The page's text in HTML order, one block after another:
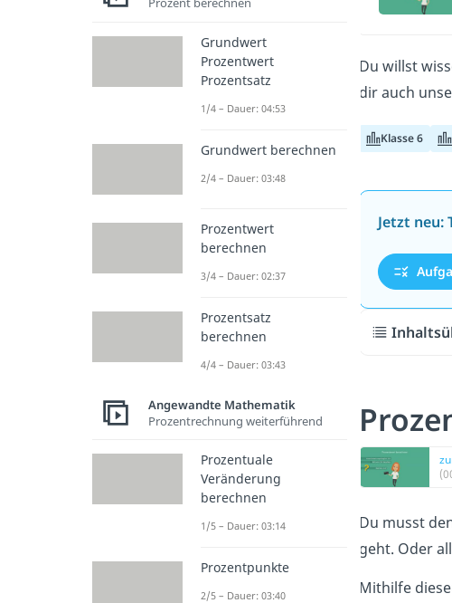
Du willst
dir auch
Klasse 6
Jetzt neu:
Du musst
geht. Oder
Mithilfe
Grundwert
Prozentwert
Prozentsatz
1/4 – Dauer: 04:53
Grundwert berechnen
2/4 – Dauer: 03:48
Prozentwert
berechnen
3/4 – Dauer: 02:37
Prozentsatz
berechnen
4/4 – Dauer: 03:43
Angewandte Mathematik
Prozentrechnung weiterführend
Prozentuale
Veränderung
berechnen
1/5 – Dauer: 03:14
Prozentpunkte
2/5 – Dauer: 03:40